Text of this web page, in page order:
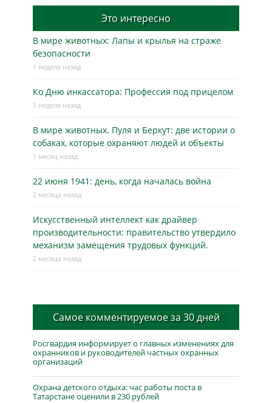
Это интересно
В мире животных: Лапы и крылья на страже
безопасности
1 неделя назад
Ко Дню инкассатора: Профессия под прицелом
1 неделя назад
В мире животных. Пуля и Беркут: две истории о
собаках, которые охраняют людей и объекты
1 месяц назад
22 июня 1941: день, когда началась война
2 месяца назад
Искусственный интеллект как драйвер
производительности: правительство утвердило
механизм замещения трудовых функций.
2 месяца назад
Самое комментируемое за 30 дней
Росгвардия информирует о главных изменениях для
охранников и руководителей частных охранных
организаций
Охрана детского отдыха: час работы поста в
Татарстане оценили в 230 рублей